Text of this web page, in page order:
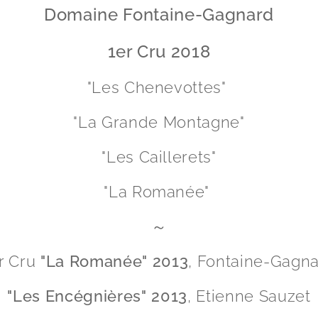
Domaine Fontaine-Gagnard
1er Cru 2018
"Les Chenevottes"
"La Grande Montagne"
"Les Caillerets"
"La Romanée"
～
Cru "La Romanée" 2013, Fontaine-
"Les Encégnières" 2013, Etienne Sauzet